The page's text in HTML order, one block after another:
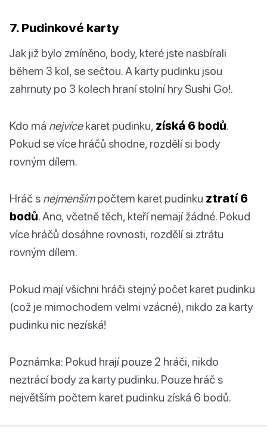
7. Pudinkové karty
Jak již bylo zmíněno, body, které jste nasbírali
během 3 kol, se sečtou. A karty pudinku jsou
zahrnuty po 3 kolech hraní stolní hry Sushi Go!.
Kdo má nejvícekaret pudinku, získá 6 bodů.
Pokud se více hráčů shodne, rozdělí si body
rovným dílem.
Hráč s nejmenšímpočtem karet pudinku ztratí 6
bodů. Ano, včetně těch, kteří nemají žádné. Pokud
více hráčů dosáhne rovnosti, rozdělí si ztrátu
rovným dílem.
Pokud mají všichni hráči stejný počet karet pudinku
(což je mimochodem velmi vzácné), nikdo za karty
pudinku nic nezíská!
Poznámka: Pokud hrají pouze 2 hráči, nikdo
neztrácí body za karty pudinku. Pouze hráč s
největším počtem karet pudinku získá 6 bodů.